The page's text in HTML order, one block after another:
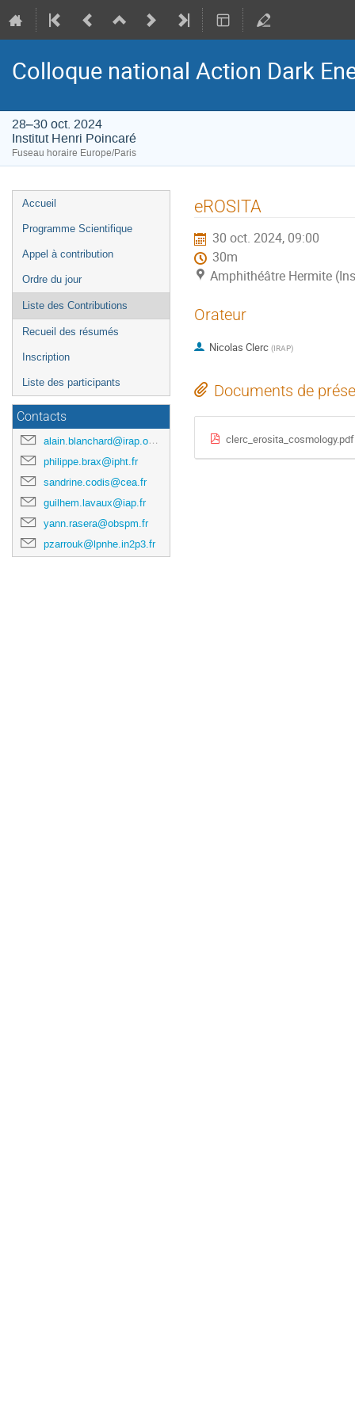
Colloque national Action Dark
28–30 oct. 2024
Institut Henri Poincaré
Fuseau horaire Europe/Paris
Menu
de
Accueil
Programme Scientifique
Appel à contribution
Ordre du jour
Liste des Contributions
Recueil des résumés
Inscription
Liste des participants
Contacts
alain.blanchard@irap.omp.eu
philippe.brax@ipht.fr
sandrine.codis@cea.fr
guilhem.lavaux@iap.fr
yann.rasera@obspm.fr
pzarrouk@lpnhe.in2p3.fr
eROSITA
30 oct. 2024, 09:00
30m
Amphithéâtre Hermite
Orateur
Nicolas Clerc (IRAP)
Documents de
clerc_erosita_cosmology.pdf